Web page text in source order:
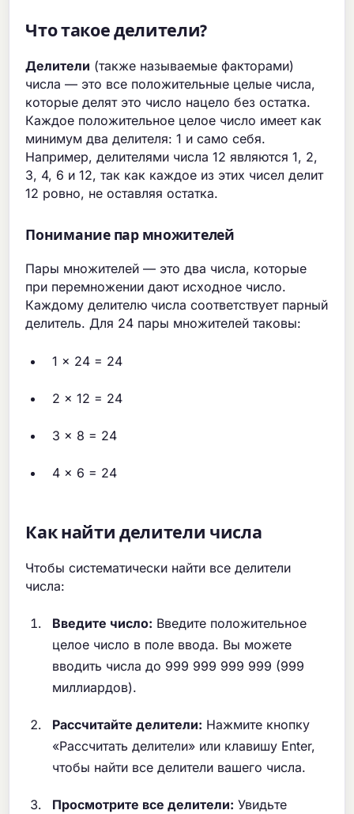
Что такое делители?
Делители (также называемые факторами)
числа — это все положительные целые числа,
которые делят это число нацело без остатка.
Каждое положительное целое число имеет как
минимум два делителя: 1 и само себя.
Например, делителями числа 12 являются 1, 2,
3, 4, 6 и 12, так как каждое из этих чисел делит
12 ровно, не оставляя остатка.
Понимание пар множителей
Пары множителей — это два числа, которые
при перемножении дают исходное число.
Каждому делителю числа соответствует парный
делитель. Для 24 пары множителей таковы:
1 × 24 = 24
2 × 12 = 24
3 × 8 = 24
4 × 6 = 24
Как найти делители числа
Чтобы систематически найти все делители
числа:
Введите число: Введите положительное
целое число в поле ввода. Вы можете
вводить числа до 999 999 999 999 (999
миллиардов).
Рассчитайте делители: Нажмите кнопку
«Рассчитать делители» или клавишу Enter,
чтобы найти все делители вашего числа.
Просмотрите все делители: Увидьте